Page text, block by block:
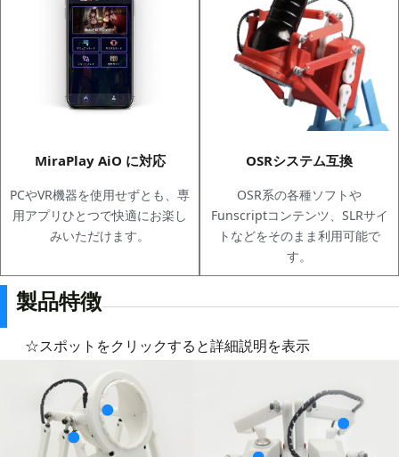
MiraPlay AiO に対応
PCやVR機器を使用せずとも、専
用アプリひとつで快適にお楽し
みいただけます。
OSRシステム互換
OSR系の各種ソフトや
Funscriptコンテンツ、SLRサイ
トなどをそのまま利用可能で
す。
製品特徴
☆スポットをクリックすると詳細説明を表示